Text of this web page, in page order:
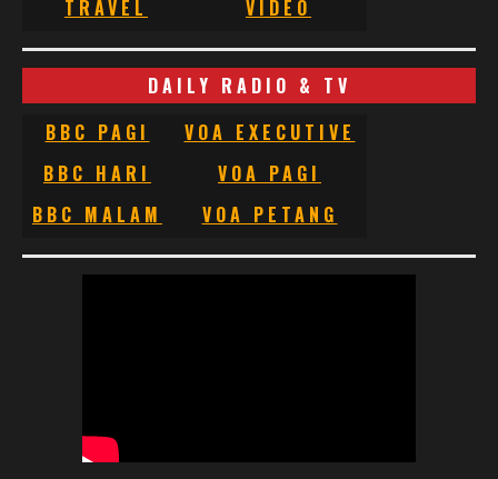
TRAVEL
VIDEO
DAILY RADIO & TV
BBC PAGI
VOA EXECUTIVE
BBC HARI
VOA PAGI
BBC MALAM
VOA PETANG